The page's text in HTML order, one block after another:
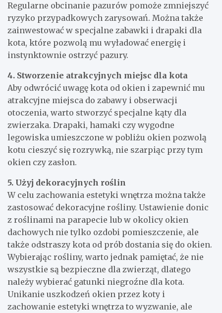
Regularne obcinanie pazurów pomoże zmniejszyć
ryzyko przypadkowych zarysowań. Można także
zainwestować w specjalne zabawki i drapaki dla
kota, które pozwolą mu wyładować energię i
instynktownie ostrzyć pazury.
4. Stworzenie atrakcyjnych miejsc dla kota
Aby odwrócić uwagę kota od okien i zapewnić mu
atrakcyjne miejsca do zabawy i obserwacji
otoczenia, warto stworzyć specjalne kąty dla
zwierzaka. Drapaki, hamaki czy wygodne
legowiska umieszczone w pobliżu okien pozwolą
kotu cieszyć się rozrywką, nie szarpiąc przy tym
okien czy zasłon.
5. Użyj dekoracyjnych roślin
W celu zachowania estetyki wnętrza można także
zastosować dekoracyjne rośliny. Ustawienie donic
z roślinami na parapecie lub w okolicy okien
dachowych nie tylko ozdobi pomieszczenie, ale
także odstraszy kota od prób dostania się do okien.
Wybierając rośliny, warto jednak pamiętać, że nie
wszystkie są bezpieczne dla zwierząt, dlatego
należy wybierać gatunki niegroźne dla kota.
Unikanie uszkodzeń okien przez koty i
zachowanie estetyki wnętrza to wyzwanie, ale